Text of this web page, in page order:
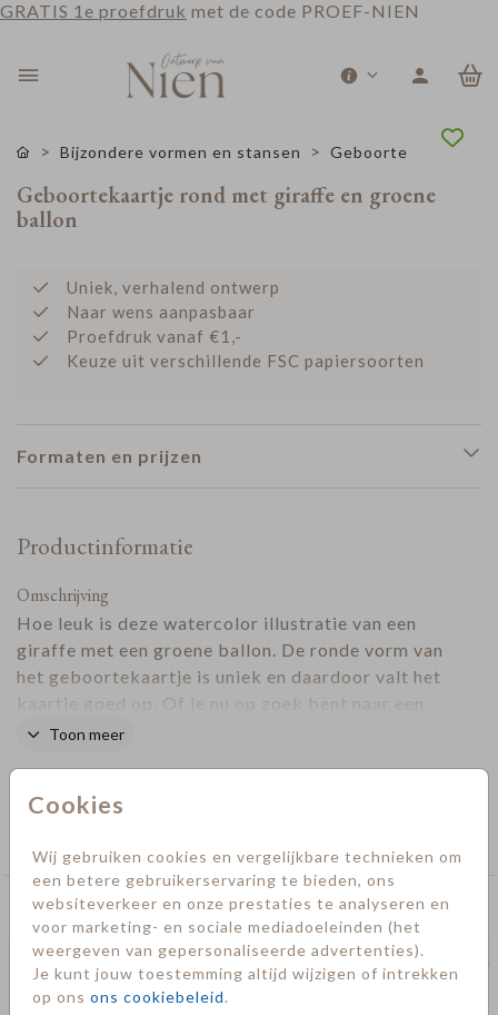
GRATIS 1e proefdruk met de code PROEF-NIEN
Cookies
Wij gebruiken cookies en vergelijkbare technieken om
een betere gebruikerservaring te bieden, ons
websiteverkeer en onze prestaties te analyseren en
voor marketing- en sociale mediadoeleinden (het
weergeven van gepersonaliseerde advertenties).
Je kunt jouw toestemming altijd wijzigen of intrekken
op ons ons cookiebeleid.
Bijzondere vormen en stansen Geboorte
Geboortekaartje rond met giraffe en groene
ballon
Uniek, verhalend ontwerp
Naar wens aanpasbaar
Proefdruk vanaf €1,-
Keuze uit verschillende FSC papiersoorten
Formaten en prijzen
Productinformatie
Omschrijving
Hoe leuk is deze watercolor illustratie van een
giraffe met een groene ballon. De ronde vorm van
het geboortekaartje is uniek en daardoor valt het
kaartje goed op. Of je nu op zoek bent naar een
geboortekaartje voor een jongen of een meisje, dit
Toon meer
Collectie
Deze kaarten vind je misschien ook leuk